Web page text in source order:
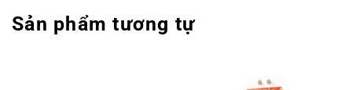
Sản phẩm tương tự